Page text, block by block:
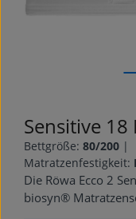
Sensitive 18
Bettgröße: 80/200 |
Matratzenfestigkeit:
Die Röwa Ecco 2
biosyn®